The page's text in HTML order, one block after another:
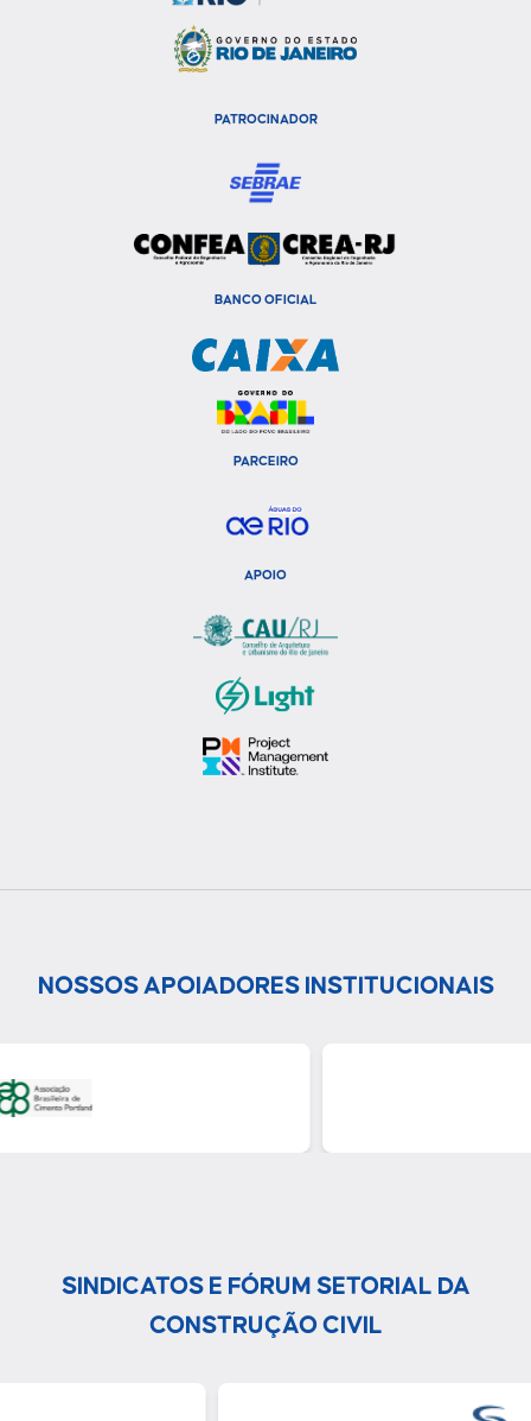
PATROCINADOR
BANCO OFICIAL
PARCEIRO
APOIO
NOSSOS APOIADORES INSTITUCIONAIS
SINDICATOS E FÓRUM SETORIAL DA
CONSTRUÇÃO CIVIL